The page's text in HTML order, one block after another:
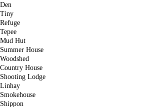
Den
Tiny
Refuge
Tepee
Mud Hut
Summer House
Woodshed
Country House
Shooting Lodge
Linhay
Smokehouse
Shippon